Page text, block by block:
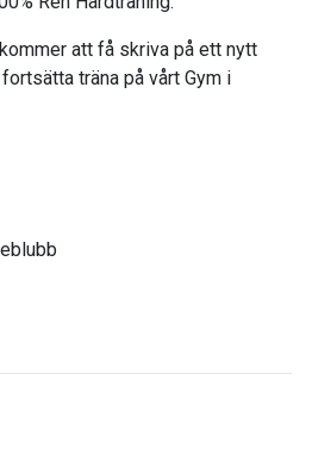
att få skriva på ett nytt
träna på vårt Gym i